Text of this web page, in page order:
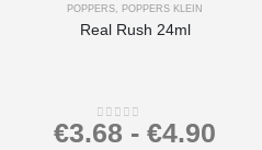
POPPERS POPPERS KLEIN
Real Rush 24ml
0out of 5
€3.68 - €4.90